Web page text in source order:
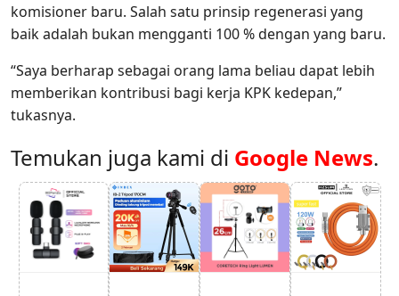
komisioner baru. Salah satu prinsip regenerasi yang
baik adalah bukan mengganti 100 % dengan yang baru.
“Saya berharap sebagai orang lama beliau dapat lebih
memberikan kontribusi bagi kerja KPK kedepan,”
tukasnya.
Temukan juga kami di Google News.